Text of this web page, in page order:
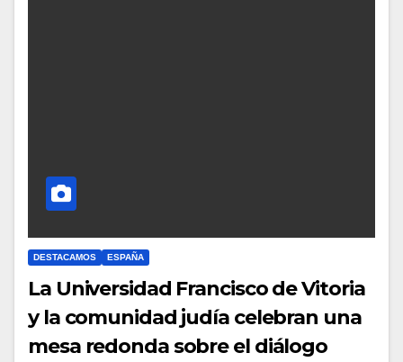
DESTACAMOS ESPAÑA
La Universidad Francisco de Vitoria
y la comunidad judía celebran una
mesa redonda sobre el diálogo